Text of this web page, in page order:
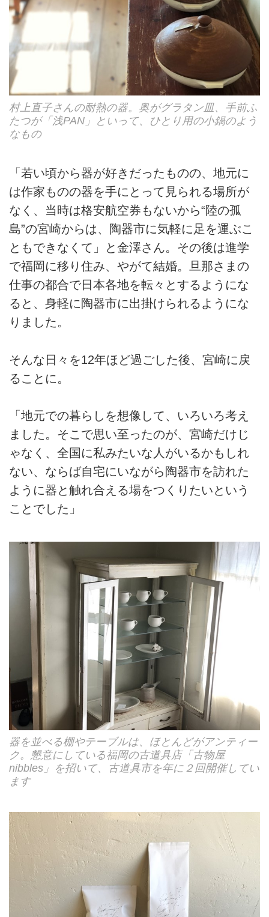
村上直子さんの耐熱の器。奥がグラタン皿、手前ふ
たつが「浅PAN」といって、ひとり用の小鍋のよう
なもの
「若い頃から器が好きだったものの、地元に
は作家ものの器を手にとって見られる場所が
なく、当時は格安航空券もないから“陸の孤
島”の宮崎からは、陶器市に気軽に足を運ぶこ
ともできなくて」と金澤さん。その後は進学
で福岡に移り住み、やがて結婚。旦那さまの
仕事の都合で日本各地を転々とするようにな
ると、身軽に陶器市に出掛けられるようにな
りました。
そんな日々を12年ほど過ごした後、宮崎に戻
ることに。
「地元での暮らしを想像して、いろいろ考え
ました。そこで思い至ったのが、宮崎だけじ
ゃなく、全国に私みたいな人がいるかもしれ
ない、ならば自宅にいながら陶器市を訪れた
ように器と触れ合える場をつくりたいという
ことでした」
器を並べる棚やテーブルは、ほとんどがアンティー
ク。懇意にしている福岡の古道具店「古物屋
nibbles」を招いて、古道具市を年に２回開催してい
ます